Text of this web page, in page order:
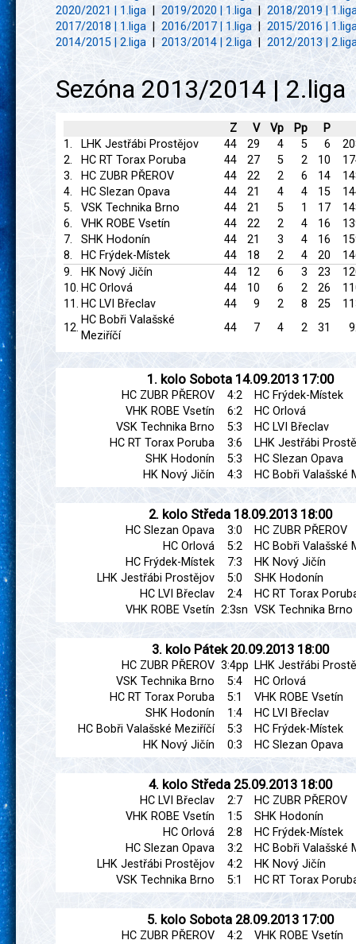
2020/2021 | 1.liga
2019/2020 | 1.liga
2018/2019 |
2017/2018 | 1.liga
2016/2017 | 1.liga| 2015/2016 |
2014/2015 | 2.liga
2013/2014 | 2.liga | 2012/2013 |
Sezóna 2013/2014 | 2.liga
Z V Vp Pp
P
1.
LHK Jestřábi Prostějov 44 29 4 5 6
2.
HC RT Torax Poruba 44 27 5 2 10
3.
HC ZUBR PŘEROV 44 22 2 6 14
4.
HC Slezan Opava 44 21 4 4 15
5.
VSK Technika Brno 44 21 5 1 17
6.
VHK ROBE Vsetín 44 22 2 4 16
7.
SHK Hodonín 44 21 3 4 16
8.
HC Frýdek-Místek 44 18 2 4 20
9.
HK Nový Jičín 44 12 6 3 23
10. HC Orlová 44 10 6 2 26
11. HC LVI Břeclav 44 9 2 8 25
12.
HC Bobři Valašské
Meziříčí
44 7 4 2 31
1. kolo Sobota 14.09.2013 17:00
HC ZUBR PŘEROV 4:2
HC Frýdek-Místek
VHK ROBE Vsetín
6:2
HC Orlová
VSK Technika Brno
5:3
HC LVI Břeclav
HC RT Torax Poruba
3:6
LHK Jestřábi
SHK Hodonín
5:3
HC Slezan Opava
HK Nový Jičín
4:3 HC Bobři Valašské
2. kolo Středa 18.09.2013 18:00
HC Slezan Opava 3:0
HC ZUBR PŘEROV
HC Orlová
5:2
HC Bobři Valašské
HC Frýdek-Místek
7:3
HK Nový Jičín
LHK Jestřábi Prostějov
5:0
SHK Hodonín
HC LVI Břeclav
2:4
HC RT Torax
VHK ROBE Vsetín 2:3sn VSK Technika Brno
3. kolo Pátek 20.09.2013 18:00
HC ZUBR PŘEROV 3:4pp LHK Jestřábi
VSK Technika Brno
5:4
HC Orlová
HC RT Torax Poruba
5:1
VHK ROBE Vsetín
SHK Hodonín
1:4
HC LVI Břeclav
HC Bobři Valašské Meziříčí
5:3
HC Frýdek-Místek
HK Nový Jičín
0:3 HC Slezan Opava
4. kolo Středa 25.09.2013 18:00
HC LVI Břeclav 2:7
HC ZUBR PŘEROV
VHK ROBE Vsetín
1:5
SHK Hodonín
HC Orlová
2:8
HC Frýdek-Místek
HC Slezan Opava
3:2
HC Bobři Valašské
LHK Jestřábi Prostějov
4:2
HK Nový Jičín
VSK Technika Brno
5:1 HC RT Torax
5. kolo Sobota 28.09.2013 17:00
HC ZUBR PŘEROV 4:2
VHK ROBE Vsetín